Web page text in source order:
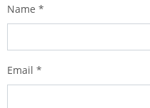
Name *
Email *